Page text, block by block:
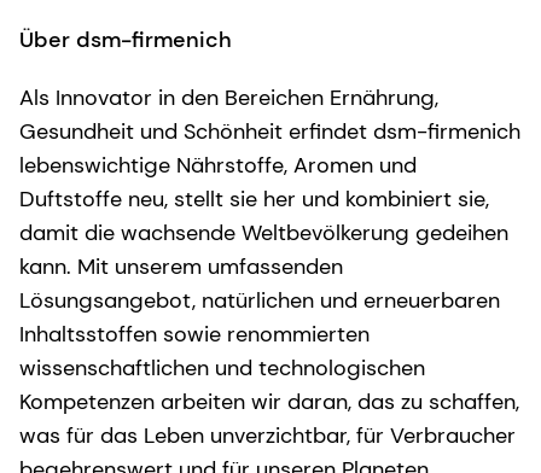
Über dsm-firmenich
Als Innovator in den Bereichen Ernährung,
Gesundheit und Schönheit erfindet dsm-firmenich
lebenswichtige Nährstoffe, Aromen und
Duftstoffe neu, stellt sie her und kombiniert sie,
damit die wachsende Weltbevölkerung gedeihen
kann. Mit unserem umfassenden
Lösungsangebot, natürlichen und erneuerbaren
Inhaltsstoffen sowie renommierten
wissenschaftlichen und technologischen
Kompetenzen arbeiten wir daran, das zu schaffen,
was für das Leben unverzichtbar, für Verbraucher